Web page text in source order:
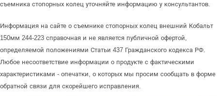
съемника стопорных колец уточняйте информацию у консультантов.
Информация на сайте о съемнике стопорных колец внешний Кобальт
150мм 244-223 справочная и не является публичной офертой,
определяемой положениями Статьи 437 Гражданского кодекса РФ.
Любое несоответствие информации о продукте с фактическими
характеристиками - опечатки, о которых мы просим сообщать в форме
обратной связи для скорейшего исправления.